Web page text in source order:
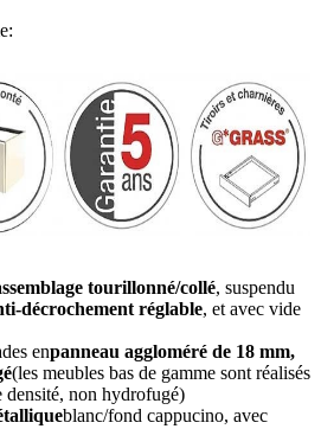
tourillonné/collé, suspendu
décrochement réglable, et avec vide
enpanneau aggloméré de 18 mm,
(les meubles bas de gamme sont réalisés
densité, non hydrofugé)
blanc/fond cappucino, avec